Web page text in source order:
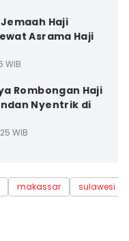
Haji
Asrama Haji
WIB
Rombongan Haji
Nyentrik di
WIB
makassar
sulawesi